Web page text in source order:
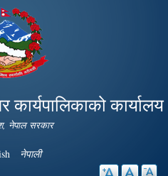
कार्यालय
नेपाल सरकार
नेपाली